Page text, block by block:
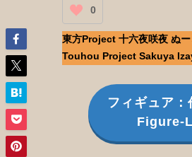
0
東方Project 十六夜咲夜 ぬ
Touhou Project Sakuya
フィギュア
Figure-